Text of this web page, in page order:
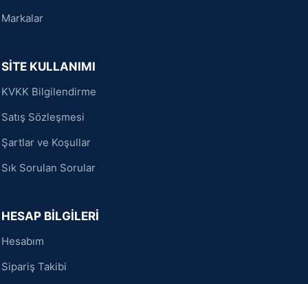
Markalar
SİTE KULLANIMI
KVKK Bilgilendirme
Satış Sözleşmesi
Şartlar ve Koşullar
Sık Sorulan Sorular
HESAP BİLGİLERİ
Hesabım
Sipariş Takibi